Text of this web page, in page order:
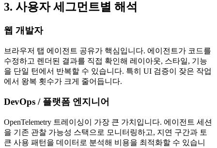
3. 사용자 세그먼트별 해석
웹 개발자
브라우저 탭 에이전트 공유가 핵심입니다. 에이전트가 코드를
수정하고 렌더된 결과를 직접 확인해 레이아웃, 스타일, 기능
을 단일 턴에서 반복할 수 있습니다. 특히 UI 검증이 잦은 작업
에서 왕복 횟수가 크게 줄어듭니다.
DevOps / 플랫폼 엔지니어
OpenTelemetry 트레이싱이 가장 큰 가치입니다. 에이전트 세션
을 기존 관찰 가능성 스택으로 모니터링하고, 지연 구간과 토
큰 사용 패턴을 데이터로 분석해 비용을 최적화할 수 있습니